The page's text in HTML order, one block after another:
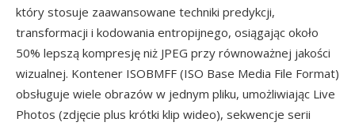
który stosuje zaawansowane techniki predykcji,
transformacji i kodowania entropijnego, osiągając około
50% lepszą kompresję niż JPEG przy równoważnej jakości
wizualnej. Kontener ISOBMFF (ISO Base Media File Format)
obsługuje wiele obrazów w jednym pliku, umożliwiając Live
Photos (zdjęcie plus krótki klip wideo), sekwencje serii